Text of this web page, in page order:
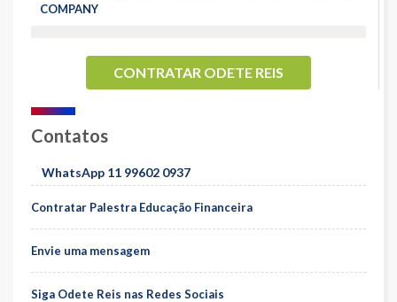
COMPANY
CONTRATAR ODETE REIS
Contatos
WhatsApp 11 99602 0937
Contratar Palestra Educação Financeira
Envie uma mensagem
Siga Odete Reis nas Redes Sociais